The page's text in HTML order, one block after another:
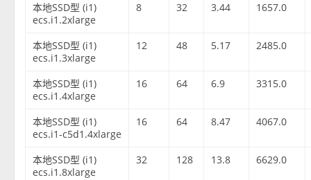
本地SSD型 (i1)
ecs.i1.2xlarge
8 32 3.44 1657.0
本地SSD型 (i1)
ecs.i1.3xlarge
12 48 5.17 2485.0
本地SSD型 (i1)
ecs.i1.4xlarge
16 64 6.9 3315.0
本地SSD型 (i1)
ecs.i1-c5d1.4xlarge
16 64 8.47 4067.0
本地SSD型 (i1)
ecs.i1.8xlarge
32 128 13.8 6629.0